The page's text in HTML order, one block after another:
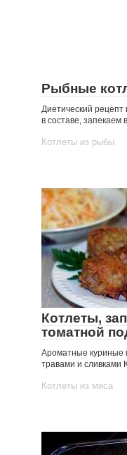
Рыбные
Диетический рецепт
в составе, запекаем
Котлеты из рыбы
Котлеты,
томатной
Ароматные куриные
травами и сливками
Котлеты из мяса